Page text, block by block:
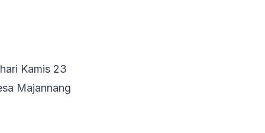
Kamis 23
Majannang